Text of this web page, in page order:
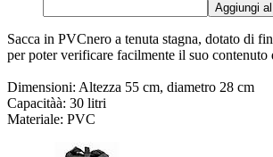
Aggiungi
Sacca in PVCnero a tenuta stagna, dotato di
per poter verificare facilmente il suo contenuto
Dimensioni: Altezza 55 cm, diametro 28 cm
Capacitàà: 30 litri
Materiale: PVC